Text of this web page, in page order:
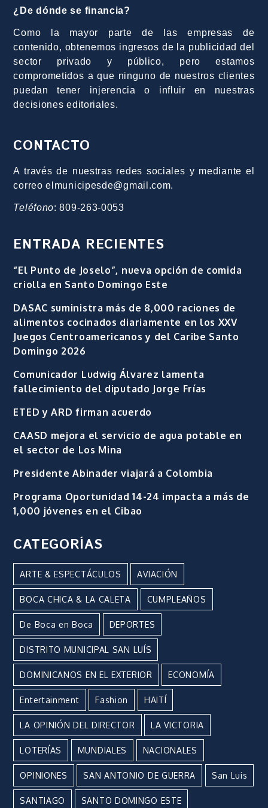
¿De dónde se financia?
Como la mayor parte de las empresas de
contenido, obtenemos ingresos de la publicidad del
sector privado y público, pero estamos
comprometidos a que ninguno de nuestros clientes
puedan tener injerencia o influir en nuestras
decisiones editoriales.
CONTACTO
A través de nuestras redes sociales y mediante el
correo elmunicipesde@gmail.com.
Teléfono: 809-263-0053
ENTRADA RECIENTES
“El Punto de Joselo”, nueva opción de comida
criolla en Santo Domingo Este
DASAC suministra más de 8,000 raciones de
alimentos cocinados diariamente en los XXV
Juegos Centroamericanos y del Caribe Santo
Domingo 2026
Comunicador Ludwig Álvarez lamenta
fallecimiento del diputado Jorge Frías
ETED y ARD firman acuerdo
CAASD mejora el servicio de agua potable en
el sector de Los Mina
Presidente Abinader viajará a Colombia
Programa Oportunidad 14-24 impacta a más de
1,000 jóvenes en el Cibao
CATEGORÍAS
ARTE & ESPECTÁCULOS AVIACIÓN
BOCA CHICA & LA CALETA CUMPLEAÑOS
De Boca en Boca DEPORTES
DISTRITO MUNICIPAL SAN LUÍS
DOMINICANOS EN EL EXTERIOR ECONOMÍA
Entertainment Fashion HAITÍ
LA OPINIÓN DEL DIRECTOR LA VICTORIA
LOTERÍAS MUNDIALES NACIONALES
OPINIONES SAN ANTONIO DE GUERRA San Luis
SANTIAGO SANTO DOMINGO ESTE